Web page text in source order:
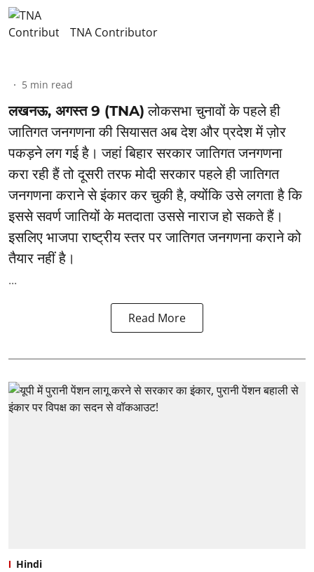
TNA Contributor
5 min read
लखनऊ, अगस्त 9 (TNA) लोकसभा चुनावों के पहले ही
जातिगत जनगणना की सियासत अब देश और प्रदेश में ज़ोर
पकड़ने लग गई है। जहां बिहार सरकार जातिगत जनगणना
करा रही हैं तो दूसरी तरफ मोदी सरकार पहले ही जातिगत
जनगणना कराने से इंकार कर चुकी है, क्योंकि उसे लगता है कि
इससे सवर्ण जातियों के मतदाता उससे नाराज हो सकते हैं।
इसलिए भाजपा राष्ट्रीय स्तर पर जातिगत जनगणना कराने को
तैयार नहीं है।
...
Read More
Hindi